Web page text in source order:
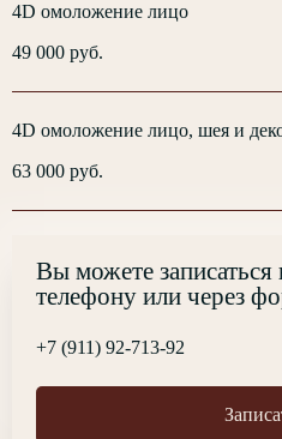
Вы можете
телефону или через
+7 (911) 92-713-92
4D омоложение лицо
49 000 руб.
4D омоложение лицо, шея и
63 000 руб.